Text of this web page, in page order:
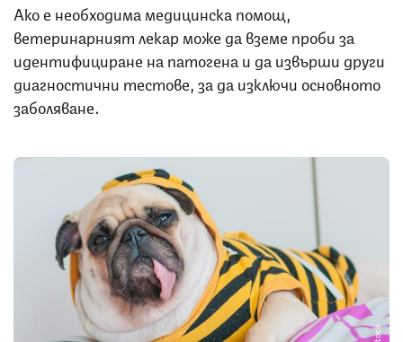
Ако е необходима медицинска помощ,
ветеринарният лекар може да вземе проби за
идентифициране на патогена и да извърши други
диагностични тестове, за да изключи основното
заболяване.